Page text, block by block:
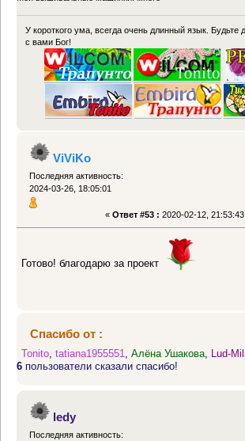
У короткого ума, всегда очень длинный язык. Будьте
с вами Бог!
ViViKo
Последняя активность:
2024-03-26, 18:05:01
« Ответ #53 : 2020-02-12,
Готово! благодарю за проект
Спасибо от :
Tonito ,tatiana1955551 ,Алёна Ушакова Lud-
6 пользователи сказали спасибо!
ledy
Последняя активность: